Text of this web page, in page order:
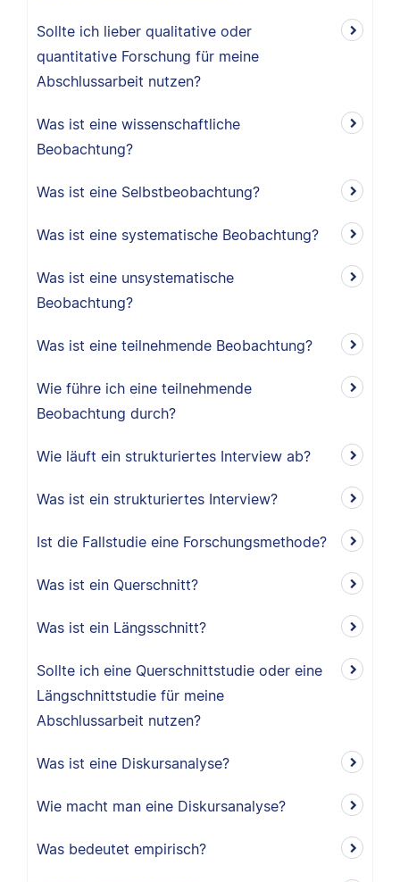
Sollte ich lieber qualitative oder
quantitative Forschung für meine
Abschlussarbeit nutzen?
Was ist eine wissenschaftliche
Beobachtung?
Was ist eine Selbstbeobachtung?
Was ist eine systematische Beobachtung?
Was ist eine unsystematische
Beobachtung?
Was ist eine teilnehmende Beobachtung?
Wie führe ich eine teilnehmende
Beobachtung durch?
Wie läuft ein strukturiertes Interview ab?
Was ist ein strukturiertes Interview?
Ist die Fallstudie eine Forschungsmethode?
Was ist ein Querschnitt?
Was ist ein Längsschnitt?
Sollte ich eine Querschnittstudie oder eine
Längschnittstudie für meine
Abschlussarbeit nutzen?
Was ist eine Diskursanalyse?
Wie macht man eine Diskursanalyse?
Was bedeutet empirisch?